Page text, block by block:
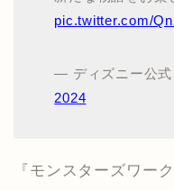
pic.twitter.com/
— ディズニー公
2024
『モンスターズワー